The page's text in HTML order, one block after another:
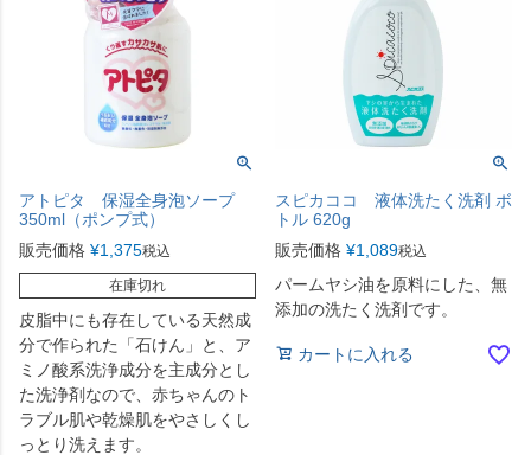
アトピタ 保湿全身泡ソープ
350ml（ポンプ式）
販売価格 ¥1,375税込
在庫切れ
皮脂中にも存在している天然成
分で作られた「石けん」と、ア
ミノ酸系洗浄成分を主成分とし
た洗浄剤なので、赤ちゃんのト
ラブル肌や乾燥肌をやさしくし
っとり洗えます。
スピカココ 液体洗たく洗剤 ボ
トル 620g
販売価格 ¥1,089税込
パームヤシ油を原料にした、無
添加の洗たく洗剤です。
カートに入れる